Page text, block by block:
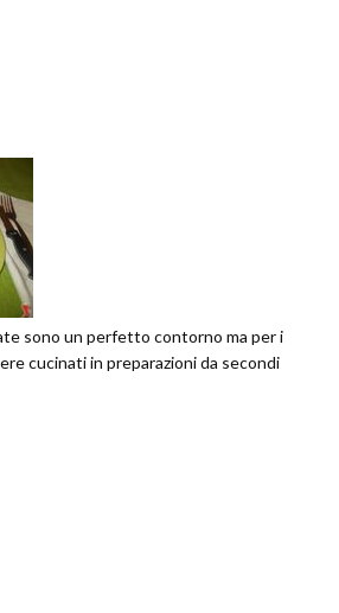
sono un perfetto contorno ma per i
cucinati in preparazioni da secondi